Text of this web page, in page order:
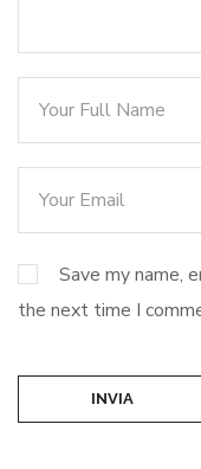
Save my name,
the next time I
INVIA